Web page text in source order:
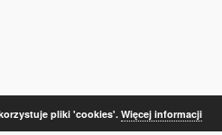
pliki 'cookies'. Więcej informacji